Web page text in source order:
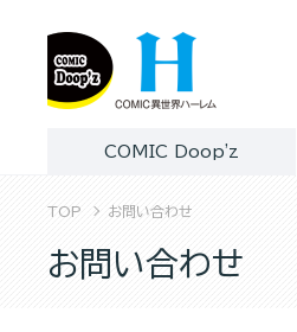
COMIC Doop'z
TOP お問い合わせ
お問い合わせ